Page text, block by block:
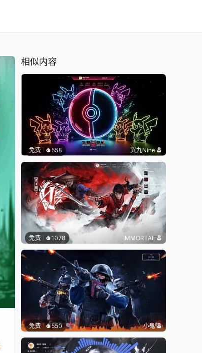
相似内容
免费 558 巽九Nine
免费 1078 IMMORTAL
免费 550 小鬼